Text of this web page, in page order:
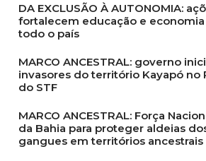
DA EXCLUSÃO À AUTONOMIA:
fortalecem educação e economia
todo o país
MARCO ANCESTRAL: governo
invasores do território Kayapó no
do STF
MARCO ANCESTRAL: Força
da Bahia para proteger aldeias
gangues em territórios ancestrais